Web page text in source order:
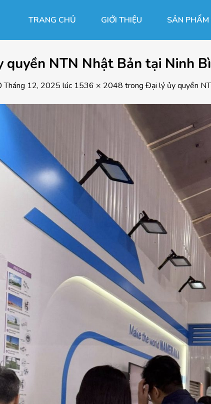
TRANG CHỦ GIỚI THIỆU SẢN PHẨM
NTN Nhật Bản tại Ninh
Tháng 12, 2025 lúc 1536 × 2048 trong Đại lý ủy quyền